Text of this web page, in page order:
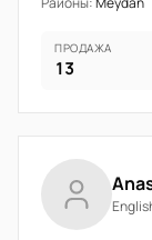
ПРОДАЖА
13